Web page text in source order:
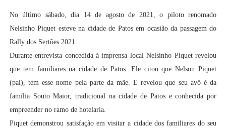
No último sábado, dia 14 de agosto de 2021, o piloto renomado
Nelsinho Piquet esteve na cidade de Patos em ocasião da passagem do
Rally dos Sertões 2021.
Durante entrevista concedida à imprensa local Nelsinho Piquet revelou
que tem familiares na cidade de Patos. Ele citou que Nelson Piquet
(pai), tem esse nome pela parte da mãe. E revelou que seu avô é da
família Souto Maior, tradicional na cidade de Patos e conhecida por
empreender no ramo de hotelaria.
Piquet demonstrou satisfação em visitar a cidade dos familiares do seu